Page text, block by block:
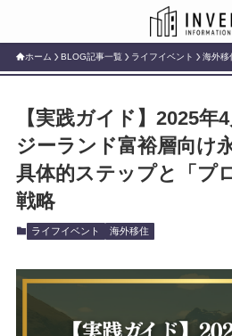
ホーム BLOG記事一覧 ライフイベント 海外移
【実践ガイド】2025年
ジーランド富裕層向け
具体的ステップと「プ
戦略
ライフイベント 海外移住